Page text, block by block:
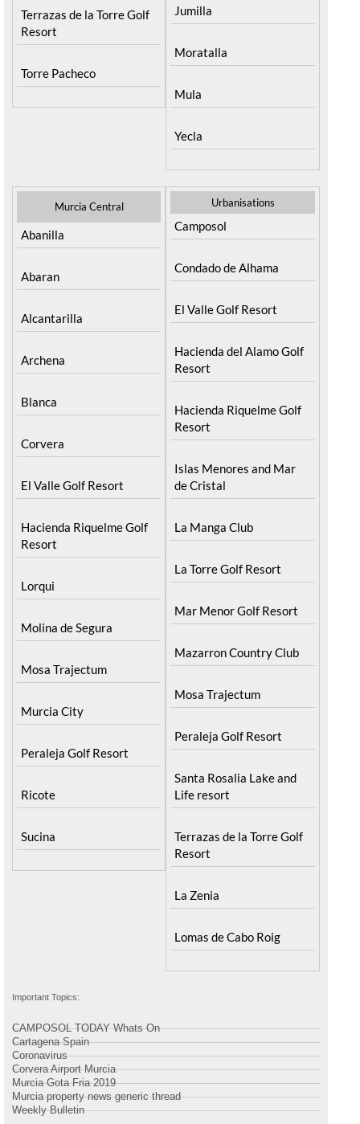
Terrazas de la Torre Golf
Resort
Torre Pacheco
Jumilla
Moratalla
Mula
Yecla
Murcia Central
Abanilla
Abaran
Alcantarilla
Archena
Blanca
Corvera
El Valle Golf Resort
Hacienda Riquelme Golf
Resort
Lorqui
Molina de Segura
Mosa Trajectum
Murcia City
Peraleja Golf Resort
Ricote
Sucina
Urbanisations
Camposol
Condado de Alhama
El Valle Golf Resort
Hacienda del Alamo Golf
Resort
Hacienda Riquelme Golf
Resort
Islas Menores and Mar
de Cristal
La Manga Club
La Torre Golf Resort
Mar Menor Golf Resort
Mazarron Country Club
Mosa Trajectum
Peraleja Golf Resort
Santa Rosalia Lake and
Life resort
Terrazas de la Torre Golf
Resort
La Zenia
Lomas de Cabo Roig
Important Topics:
CAMPOSOL TODAY Whats On
Cartagena Spain
Coronavirus
Corvera Airport Murcia
Murcia Gota Fria 2019
Murcia property news generic thread
Weekly Bulletin